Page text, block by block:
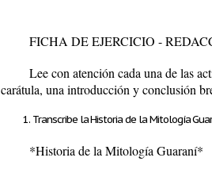
FICHA DE EJERCICIO -
Lee con atención cada una de las
carátula, una introducción y conclusión
Transcribe la Historia de la Mitología
*Historia de la Mitología Guaraní*